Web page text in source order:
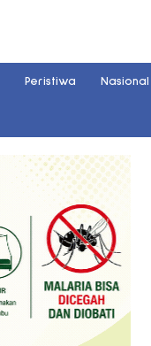
Peristiwa Nasional